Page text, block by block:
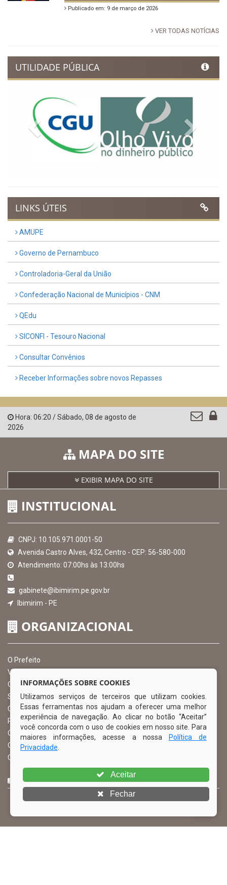
Publicado em: 9 de março de 2026
VER TODAS NOTÍCIAS
UTILIDADE PÚBLICA
Previous
LINKS ÚTEIS
AMUPE
Governo de Pernambuco
Controladoria-Geral da União
Confederação Nacional de Municípios - CNM
QEdu
SICONFI - Tesouro Nacional
Consultar Convênios
Receber Informações sobre novos Repasses
Hora: 06:20 /Sábado, 08 de agosto de
2026
MAPA DO SITE
EXIBIR MAPA DO SITE
INSTITUCIONAL
CNPJ: 10.105.971.0001-50
Avenida Castro Alves, 432, Centro - CEP: 56-580-000
Atendimento: 07:00hs às 13:00hs
gabinete@ibimirim.pe.gov.br
Ibimirim - PE
ORGANIZACIONAL
O Prefeito
Vice Prefeito
Ouvidoria Municipal
Serviço de Informação ao Cidadão – SIC
Chefe de Gabinete
Procuradoria Geral
Órgão de Controle Interno
Organograma
Comissão Permanente de Licitação – CPL
CURTA NOSSA FAN PAGE
INFORMAÇÕES SOBRE COOKIES
Utilizamos serviços de terceiros que utilizam cookies.
Essas ferramentas nos ajudam a oferecer uma melhor
experiência de navegação. Ao clicar no botão “Aceitar”
você concorda com o uso de cookies em nosso site. Para
maiores informações, acesse a nossa
Política de
Privacidade
Aceitar
Fechar